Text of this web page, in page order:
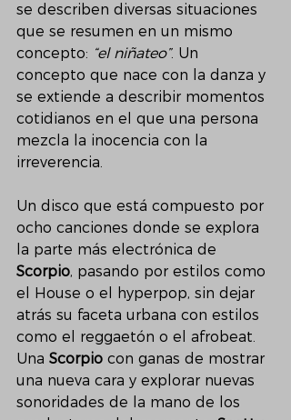
se describen diversas situaciones
que se resumen en un mismo
concepto: “el niñateo”. Un
concepto que nace con la danza y
se extiende a describir momentos
cotidianos en el que una persona
mezcla la inocencia con la
irreverencia.
Un disco que está compuesto por
ocho canciones donde se explora
la parte más electrónica de
Scorpio, pasando por estilos como
el House o el hyperpop, sin dejar
atrás su faceta urbana con estilos
como el reggaetón o el afrobeat.
Una Scorpio con ganas de mostrar
una nueva cara y explorar nuevas
sonoridades de la mano de los